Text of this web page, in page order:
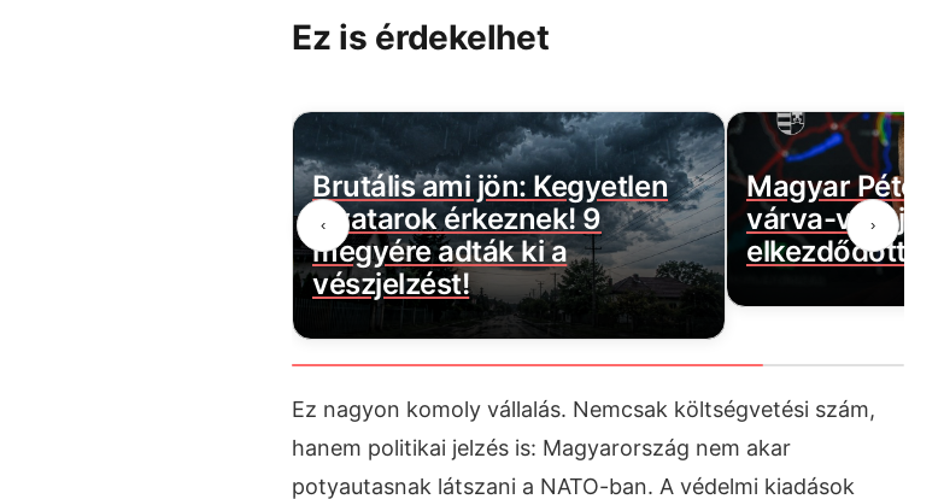
Ez is érdekelhet
‹
Brutális ami jön: Kegyetlen
zivatarok érkeznek! 9
megyére adták ki a
vészjelzést!
Magyar Péter bejelentette a
várva-várt jó hírt! Végre
elkezdődött…
›
Ez nagyon komoly vállalás. Nemcsak költségvetési szám,
hanem politikai jelzés is: Magyarország nem akar
potyautasnak látszani a NATO-ban. A védelmi kiadások